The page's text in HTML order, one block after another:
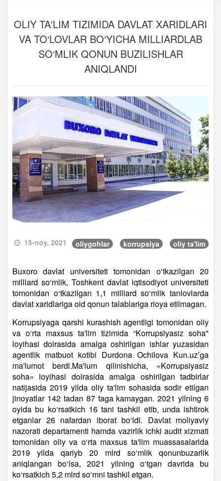
OLIY TA'LIM TIZIMIDA DAVLAT XARIDLARI
VA TO‘LOVLAR BO‘YICHA MILLIARDLAB
SO‘MLIK QONUN BUZILISHLAR
ANIQLANDI
15-noy, 2021 oliygohlar korrupsiya oliy ta'lim
Buxoro davlat universiteti tomonidan o‘tkazilgan 20
milliard so‘mlik, Toshkent davlat iqtisodiyot universiteti
tomonidan o‘tkazilgan 1,1 milliard so‘mlik tanlovlarda
davlat xaridlariga oid qonun talablariga rioya etilmagan.
Korrupsiyaga qarshi kurashish agentligi tomonidan oliy
va o‘rta maxsus ta'lim tizimida “Korrupsiyasiz soha"
loyihasi doirasida amalga oshirilgan ishlar yuzasidan
agentlik matbuot kotibi Durdona Ochilova Kun.uz’ga
ma'lumot berdi.Ma'lum qilinishicha, «Korrupsiyasiz
soha» loyihasi doirasida amalga oshirilgan tadbirlar
natijasida 2019 yilda oliy ta'lim sohasida sodir etilgan
jinoyatlar 142 tadan 87 taga kamaygan. 2021 yilning 6
oyida bu ko‘rsatkich 16 tani tashkil etib, unda ishtirok
etganlar 26 nafardan iborat bo‘ldi. Davlat moliyaviy
nazorati departamenti hamda vazirlik ichki audit xizmati
tomonidan oliy va o‘rta maxsus ta'lim muassasalarida
2019 yilda qariyb 20 mlrd so‘mlik qonunbuzarlik
aniqlangan bo‘lsa, 2021 yilning o‘tgan davrida bu
ko‘rsatkich 5,2 mlrd so‘mni tashkil etgan.